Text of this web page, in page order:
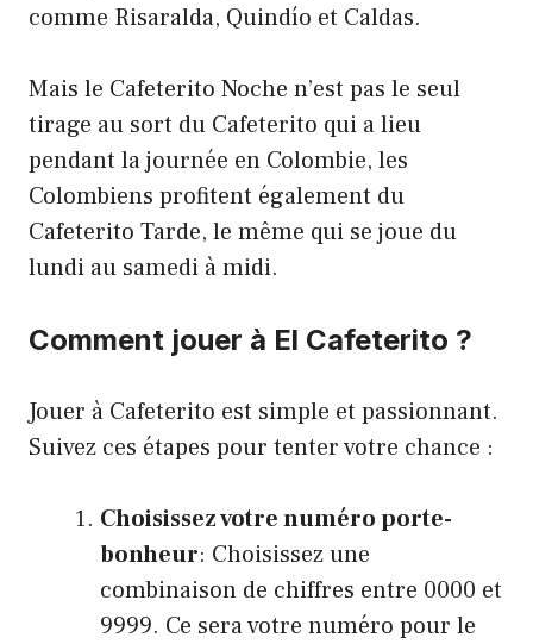
comme Risaralda, Quindío et Caldas.
Mais le Cafeterito Noche n’est pas le seul
tirage au sort du Cafeterito qui a lieu
pendant la journée en Colombie, les
Colombiens profitent également du
Cafeterito Tarde, le même qui se joue du
lundi au samedi à midi.
Comment jouer à El Cafeterito ?
Jouer à Cafeterito est simple et passionnant.
Suivez ces étapes pour tenter votre chance :
Choisissez votre numéro porte-
bonheur: Choisissez une
combinaison de chiffres entre 0000 et
9999. Ce sera votre numéro pour le